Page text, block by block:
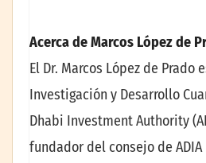
Acerca de Marcos López de
El Dr. Marcos López de Prado
Investigación y Desarrollo
Dhabi Investment Authority
fundador del consejo de